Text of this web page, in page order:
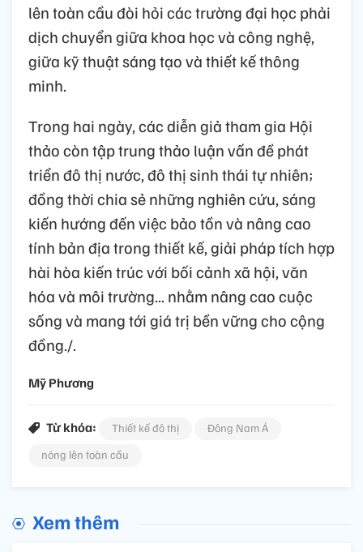
lên toàn cầu đòi hỏi các trường đại học phải
dịch chuyển giữa khoa học và công nghệ,
giữa kỹ thuật sáng tạo và thiết kế thông
minh.
Trong hai ngày, các diễn giả tham gia Hội
thảo còn tập trung thảo luận vấn đề phát
triển đô thị nước, đô thị sinh thái tự nhiên;
đồng thời chia sẻ những nghiên cứu, sáng
kiến hướng đến việc bảo tồn và nâng cao
tính bản địa trong thiết kế, giải pháp tích hợp
hài hòa kiến trúc với bối cảnh xã hội, văn
hóa và môi trường... nhằm nâng cao cuộc
sống và mang tới giá trị bền vững cho cộng
đồng./.
Mỹ Phương
Từ khóa: Thiết kế đô thị
Đông Nam Á
nóng lên toàn cầu
Xem thêm